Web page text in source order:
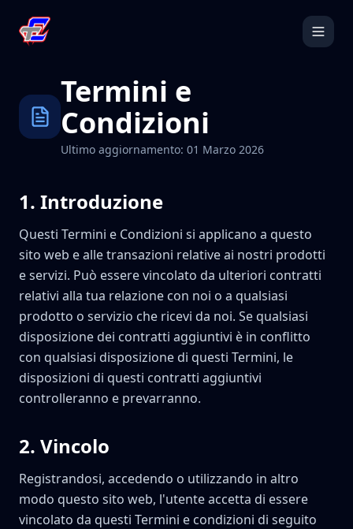
Termini e
Condizioni
Ultimo aggiornamento: 01 Marzo 2026
1. Introduzione
Questi Termini e Condizioni si applicano a questo
sito web e alle transazioni relative ai nostri prodotti
e servizi. Può essere vincolato da ulteriori contratti
relativi alla tua relazione con noi o a qualsiasi
prodotto o servizio che ricevi da noi. Se qualsiasi
disposizione dei contratti aggiuntivi è in conflitto
con qualsiasi disposizione di questi Termini, le
disposizioni di questi contratti aggiuntivi
controlleranno e prevarranno.
2. Vincolo
Registrandosi, accedendo o utilizzando in altro
modo questo sito web, l'utente accetta di essere
vincolato da questi Termini e condizioni di seguito